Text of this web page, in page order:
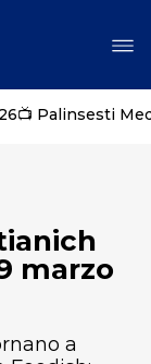
📺 Palinsesti
marzo
a